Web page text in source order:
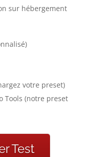
sur hébergement
votre preset)
Tools (notre preset
Test